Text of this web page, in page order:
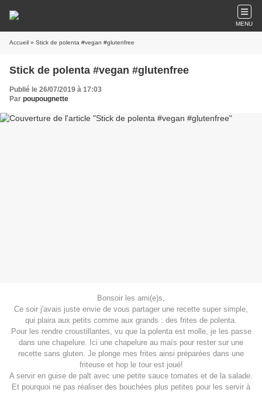
MENU
Accueil » Stick de polenta #vegan #glutenfree
Stick de polenta #vegan #glutenfree
Publié le 26/07/2019 à 17:03
Par poupougnette
Bonsoir les ami(e)s,
Ce soir j'avais juste envie de vous partager une recette super simple,
qui plaira aux petits comme aux grands : des frites de polenta.
Pour les rendre croustillantes, vu que la polenta est molle, je les passe
dans une chapelure. Ici une chapelure au maïs pour rester sur une
recette sans gluten. Je plonge mes frites ainsi préparées dans une
friteuse et hop le tour est joué!
A servir en guise de palt avec une petite sauce tomates et de la salade.
Et pourquoi ne pas réaliser des bouchées plus petites pour les servir à